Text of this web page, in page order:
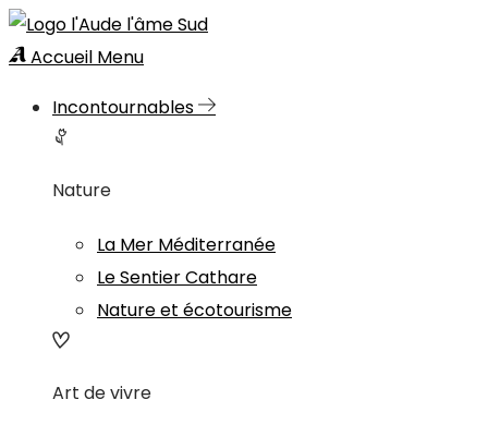
Accueil Menu
Incontournables
Nature
La Mer Méditerranée
Le Sentier Cathare
Nature et écotourisme
Art de vivre